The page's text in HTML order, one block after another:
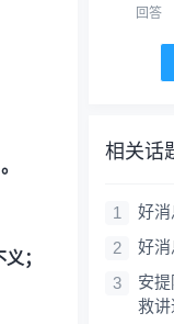
；
回答
相关话
好消
好
安
救讲